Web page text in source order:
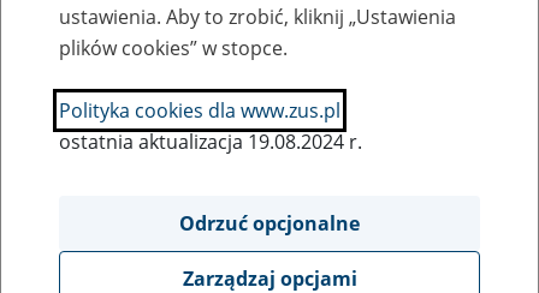
SZUKAJ
Ukryj wszystkie pozycje bazy
ustawienia. Aby to zrobić, kliknij „Ustawienia
plików cookies” w stopce.
Polityka cookies dla www.zus.pl
ostatnia aktualizacja 19.08.2024 r.
Odrzuć opcjonalne
Zarządzaj opcjami